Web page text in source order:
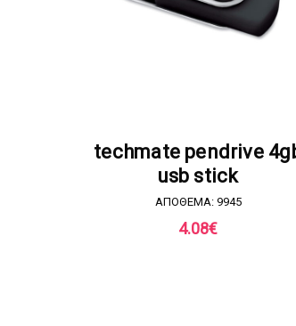
ΖΗΤΗΣΤΕ ΠΡΟΣΦΟΡΑ
techmate pendrive
usb stick
ΑΠΟΘΕΜΑ: 9945
4.08€